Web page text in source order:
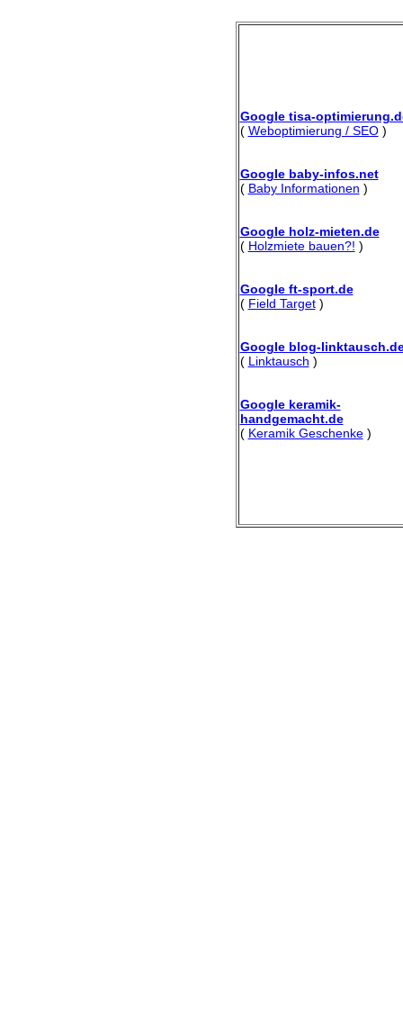
Google tisa-
( Weboptimierung / SEO)
Google baby-infos.net
( Baby Informationen )
Google holz-mieten.de
( Holzmiete bauen?! )
Google ft-sport.de
( Field Target)
Google blog-
( Linktausch )
Google keramik-
handgemacht.de
( Keramik Geschenke)